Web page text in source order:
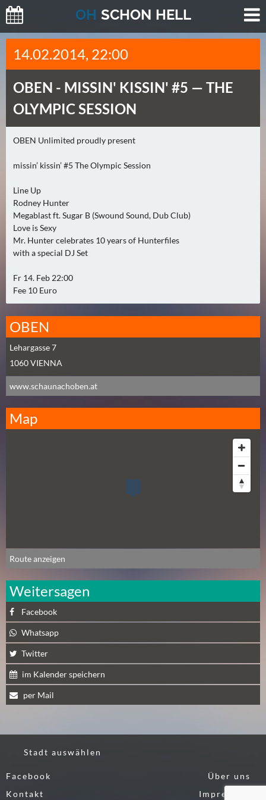
OH SCHON HELL
H
E
T
E
(
)
O
R
G
E
N
2
)
U
E
B
E
R
M
O
R
Ä
C
H
S
T
E
R
F
R
E
I
T
G
)
14.02.2014, 22:00
OBEN - MISSIN' KISSIN' #5 — THE
OLYMPIC SESSION
OBEN Unlimited proudly present
missin’ kissin’ #5 The Olympic Session
Line Up
Rodney Hunter
Megablast ft. Sugar B (Swound Sound, Dub Club)
Love is Sexy
Mr. Hunter celebrates 10 years of Hunterfiles
with a special DJ Set
Fr 14. Feb 22:00
Fee 10 Euro
OBEN
Lehargasse 7
1060VIENNA
www.schaunachoben.at
Map
Route anzeigen
Weitersagen
Facebook
Whatsapp
Twitter
im Kalender speichern
per Mail
Stadt auswählen
Facebook
Über uns
Kontakt
Impressum